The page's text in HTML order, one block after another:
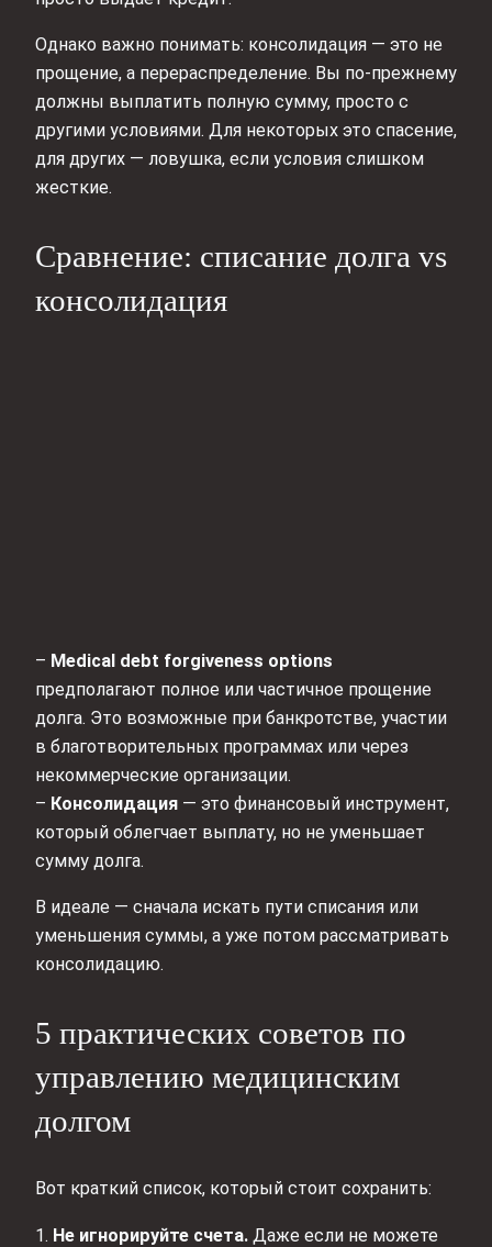
Однако важно понимать: консолидация — это не
прощение, а перераспределение. Вы по-прежнему
должны выплатить полную сумму, просто с
другими условиями. Для некоторых это спасение,
для других — ловушка, если условия слишком
жесткие.
Сравнение: списание долга vs
консолидация
– Medical debt forgiveness options
предполагают полное или частичное прощение
долга. Это возможные при банкротстве, участии
в благотворительных программах или через
некоммерческие организации.
– Консолидация — это финансовый инструмент,
который облегчает выплату, но не уменьшает
сумму долга.
В идеале — сначала искать пути списания или
уменьшения суммы, а уже потом рассматривать
консолидацию.
5 практических советов по
управлению медицинским
долгом
Вот краткий список, который стоит сохранить:
1. Не игнорируйте счета. Даже если не можете